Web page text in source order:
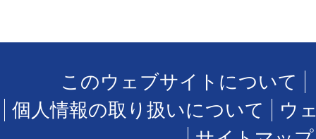
このウェブサイトについて
個人情報の取り扱いについて
ウ